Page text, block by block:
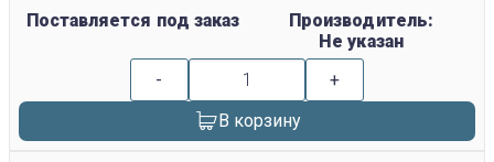
Поставляется под заказ
Производитель:
Не указан
-
+
В корзину